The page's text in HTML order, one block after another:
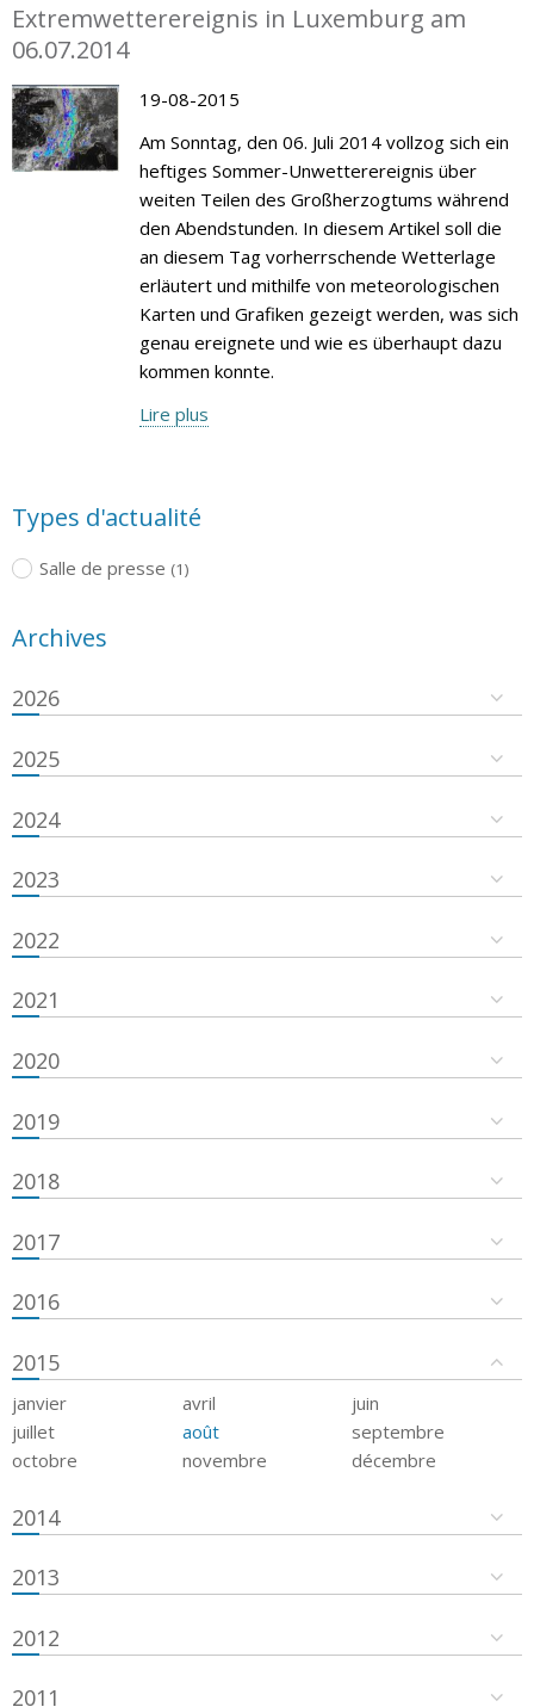
Extremwetterereignis in Luxemburg am
06.07.2014
19-08-2015
Am Sonntag, den 06. Juli 2014 vollzog sich ein
heftiges Sommer-Unwetterereignis über
weiten Teilen des Großherzogtums während
den Abendstunden. In diesem Artikel soll die
an diesem Tag vorherrschende Wetterlage
erläutert und mithilfe von meteorologischen
Karten und Grafiken gezeigt werden, was sich
genau ereignete und wie es überhaupt dazu
kommen konnte.
Lire plus
Types d'actualité
Salle de presse (1)
Archives
2026
2025
2024
2023
2022
2021
2020
2019
2018
2017
2016
2015
janvier avril
juin
juillet
août
septembre
octobre
novembre décembre
2014
2013
2012
2011